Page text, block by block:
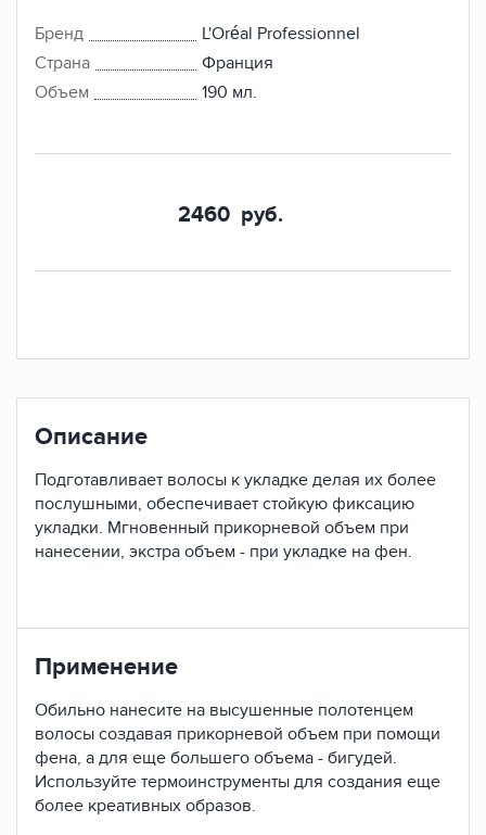
Бренд
L'Oréal Professionnel
Страна
Франция
Объем
190 мл.
2460руб.
Описание
Подготавливает волосы к укладке делая их более
послушными, обеспечивает стойкую фиксацию
укладки. Мгновенный прикорневой объем при
нанесении, экстра объем - при укладке на фен.
Применение
Обильно нанесите на высушенные полотенцем
волосы создавая прикорневой объем при помощи
фена, а для еще большего объема - бигудей.
Используйте термоинструменты для создания еще
более креативных образов.